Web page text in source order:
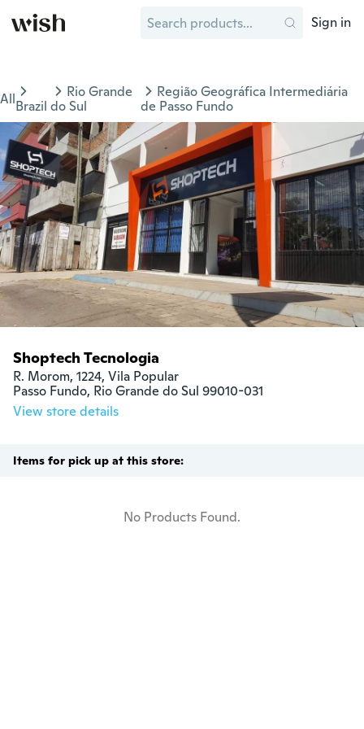
Sign in
AllBrazil
Rio Grande
do Sul
Região Geográfica Intermediária
de Passo Fundo
Shoptech Tecnologia
R. Morom, 1224, Vila Popular
Passo Fundo, Rio Grande do Sul 99010-031
View store details
Items for pick up at this store:
No Products Found.